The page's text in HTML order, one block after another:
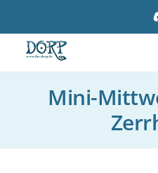
springen
Mini-